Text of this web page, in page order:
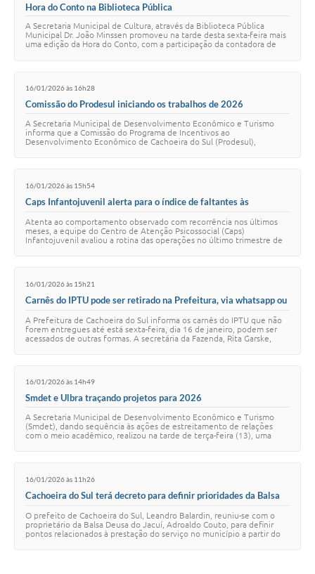
Hora do Conto na Biblioteca Pública
A Secretaria Municipal de Cultura, através da Biblioteca Pública
Municipal Dr. João Minssen promoveu na tarde desta sexta-feira mais
uma edição da Hora do Conto, com a participação da contadora de
16/01/2026 às 16h28
Comissão do Prodesul iniciando os trabalhos de 2026
A Secretaria Municipal de Desenvolvimento Econômico e Turismo
informa que a Comissão do Programa de Incentivos ao
Desenvolvimento Econômico de Cachoeira do Sul (Prodesul),
16/01/2026 às 15h54
Caps Infantojuvenil alerta para o índice de faltantes às
2025
Atenta ao comportamento observado com recorrência nos últimos
meses, a equipe do Centro de Atenção Psicossocial (Caps)
Infantojuvenil avaliou a rotina das operações no último trimestre de
16/01/2026 às 15h21
Carnês do IPTU pode ser retirado na Prefeitura, via whatsapp ou
A Prefeitura de Cachoeira do Sul informa os carnês do IPTU que não
forem entregues até está sexta-feira, dia 16 de janeiro, podem ser
acessados de outras formas. A secretária da Fazenda, Rita Garske,
16/01/2026 às 14h49
Smdet e Ulbra traçando projetos para 2026
A Secretaria Municipal de Desenvolvimento Econômico e Turismo
(Smdet), dando sequência às ações de estreitamento de relações
com o meio acadêmico, realizou na tarde de terça-feira (13), uma
16/01/2026 às 11h26
Cachoeira do Sul terá decreto para definir prioridades da Balsa
O prefeito de Cachoeira do Sul, Leandro Balardin, reuniu-se com o
proprietário da Balsa Deusa do Jacuí, Adroaldo Couto, para definir
pontos relacionados à prestação do serviço no município a partir do